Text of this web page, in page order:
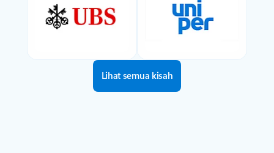
Lihat semua kisah